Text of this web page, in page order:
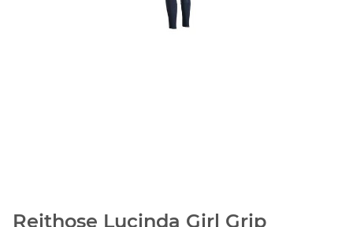
Reithose Lucinda Girl Grip